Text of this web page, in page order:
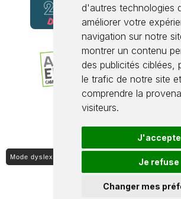
d'autres technologies
améliorer votre
navigation sur notre
montrer un contenu
des publicités ciblées,
le trafic de notre site
comprendre la
visiteurs.
J'accepte
Je refuse
Changer mes
Mode dyslexique ON / OFF